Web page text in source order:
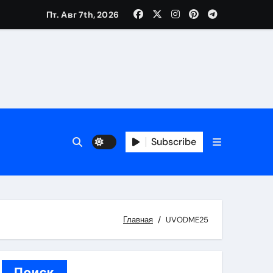
ресниц и депиляции
и обустройства мест отдыха
Пт. Авг 7th, 2026
Subscribe
Главная UVODME25